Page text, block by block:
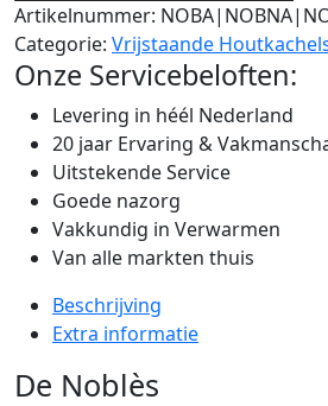
Artikelnummer:
Categorie: Vrijstaande
Onze Servicebeloften:
Levering in héél Nederland
20 jaar Ervaring &
Uitstekende Service
Goede nazorg
Vakkundig in Verwarmen
Van alle markten thuis
Beschrijving
Extra informatie
De Noblès